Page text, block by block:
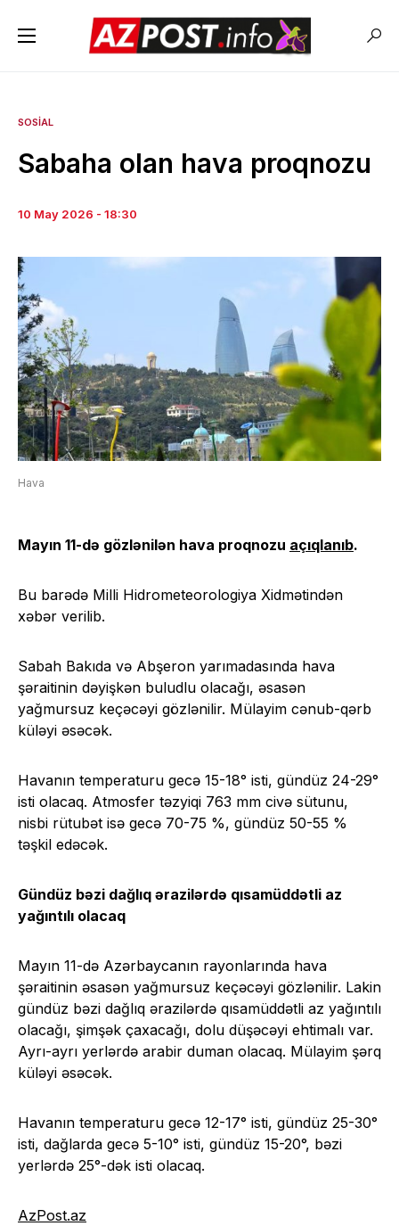
SOSIAL
Sabaha olan hava proqnozu
10 May 2026 - 18:30
Hava
Mayın 11-də gözlənilən hava proqnozu açıqlanıb.
Bu barədə Milli Hidrometeorologiya Xidmətindən
xəbər verilib.
Sabah Bakıda və Abşeron yarımadasında hava
şəraitinin dəyişkən buludlu olacağı, əsasən
yağmursuz keçəcəyi gözlənilir. Mülayim cənub-qərb
küləyi əsəcək.
Havanın temperaturu gecə 15-18° isti, gündüz 24-29°
isti olacaq. Atmosfer təzyiqi 763 mm civə sütunu,
nisbi rütubət isə gecə 70-75 %, gündüz 50-55 %
təşkil edəcək.
Gündüz bəzi dağlıq ərazilərdə qısamüddətli az
yağıntılı olacaq
Mayın 11-də Azərbaycanın rayonlarında hava
şəraitinin əsasən yağmursuz keçəcəyi gözlənilir. Lakin
gündüz bəzi dağlıq ərazilərdə qısamüddətli az yağıntılı
olacağı, şimşək çaxacağı, dolu düşəcəyi ehtimalı var.
Ayrı-ayrı yerlərdə arabir duman olacaq. Mülayim şərq
küləyi əsəcək.
Havanın temperaturu gecə 12-17° isti, gündüz 25-30°
isti, dağlarda gecə 5-10° isti, gündüz 15-20°, bəzi
yerlərdə 25°-dək isti olacaq.
AzPost.az